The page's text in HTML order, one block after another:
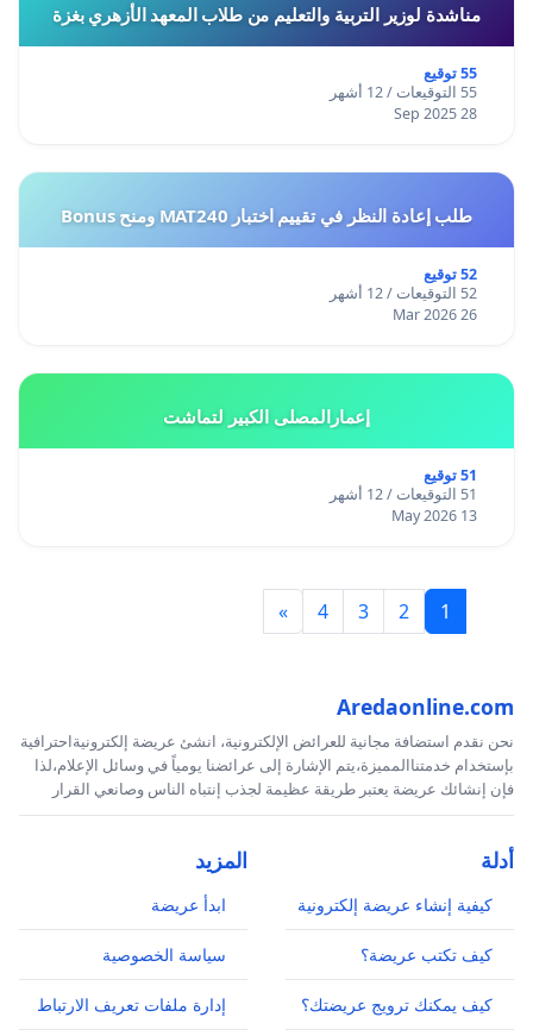
مناشدة لوزير التربية والتعليم من طلاب المعهد الأزهري بغزة
55 توقيع
55 التوقيعات / 12 أشهر
28 Sep 2025
طلب إعادة النظر في تقييم اختبار MAT240 ومنح Bonus
52 توقيع
52 التوقيعات / 12 أشهر
26 Mar 2026
إعمارالمصلى الكبير لتماشت
51 توقيع
51 التوقيعات / 12 أشهر
13 May 2026
1
2
3
4
»
Aredaonline.com
نحن نقدم استضافة مجانية للعرائض الإلكترونية، انشئ عريضة إلكترونيةاحترافية
بإستخدام خدمتناالمميزة،يتم الإشارة إلى عرائضنا يومياً في وسائل الإعلام،لذا
فإن إنشائك عريضة يعتبر طريقة عظيمة لجذب إنتباه الناس وصانعي القرار
أدلة
كيفية إنشاء عريضة إلكترونية
كيف تكتب عريضة؟
كيف يمكنك ترويج عريضتك؟
المزيد
ابدأ عريضة
سياسة الخصوصية
إدارة ملفات تعريف الارتباط